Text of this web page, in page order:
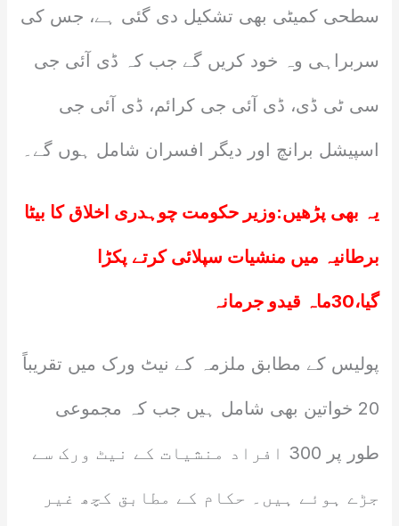
سطحی کمیٹی بھی تشکیل دی گئی ہے، جس کی
سربراہی وہ خود کریں گے جب کہ ڈی آئی جی
سی ٹی ڈی، ڈی آئی جی کرائم، ڈی آئی جی
اسپیشل برانچ اور دیگر افسران شامل ہوں گے۔
یہ بھی پڑھیں:وزیر حکومت چوہدری اخلاق کا بیٹا
برطانیہ میں منشیات سپلائی کرتے پکڑا
گیا،30ماہ قیدو جرمانہ
پولیس کے مطابق ملزمہ کے نیٹ ورک میں تقریباً
20 خواتین بھی شامل ہیں جب کہ مجموعی
طور پر 300 افراد منشیات کے نیٹ ورک سے
جڑے ہوئے ہیں۔ حکام کے مطابق کچھ غیر